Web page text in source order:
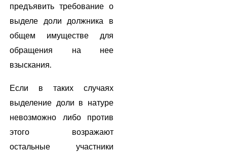
предъявить требование о
выделе доли должника в
общем имуществе для
обращения на нее
взыскания.
Если в таких случаях
выделение доли в натуре
невозможно либо против
этого возражают
остальные участники